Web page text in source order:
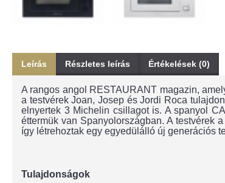
Leírás Részletes leírás Értékelések (0)
A rangos angol RESTAURANT magazin,
a testvérek Joan, Josep és Jordi Roca
elnyertek 3 Michelin csillagot is. A spanyol
éttermük van Spanyolországban. A testvérek
így létrehoztak egy egyedülálló új generációs
Tulajdonságok